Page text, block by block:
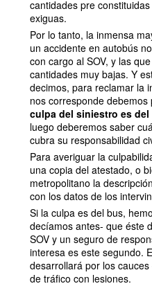
cantidades pre
exiguas.
Por lo tanto, la inmensa
un accidente en autobús
con cargo al SOV, y las
cantidades muy bajas. Y
decimos, para reclamar la
nos corresponde
culpa del siniestro es
luego deberemos saber
cubra su responsabilidad
Para averiguar la
una copia del atestado, o
metropolitano la
con los datos de los
Si la culpa es del bus,
decíamos antes- que éste
SOV y un seguro de
interesa es este segundo.
desarrollará por los
de tráfico con lesiones.